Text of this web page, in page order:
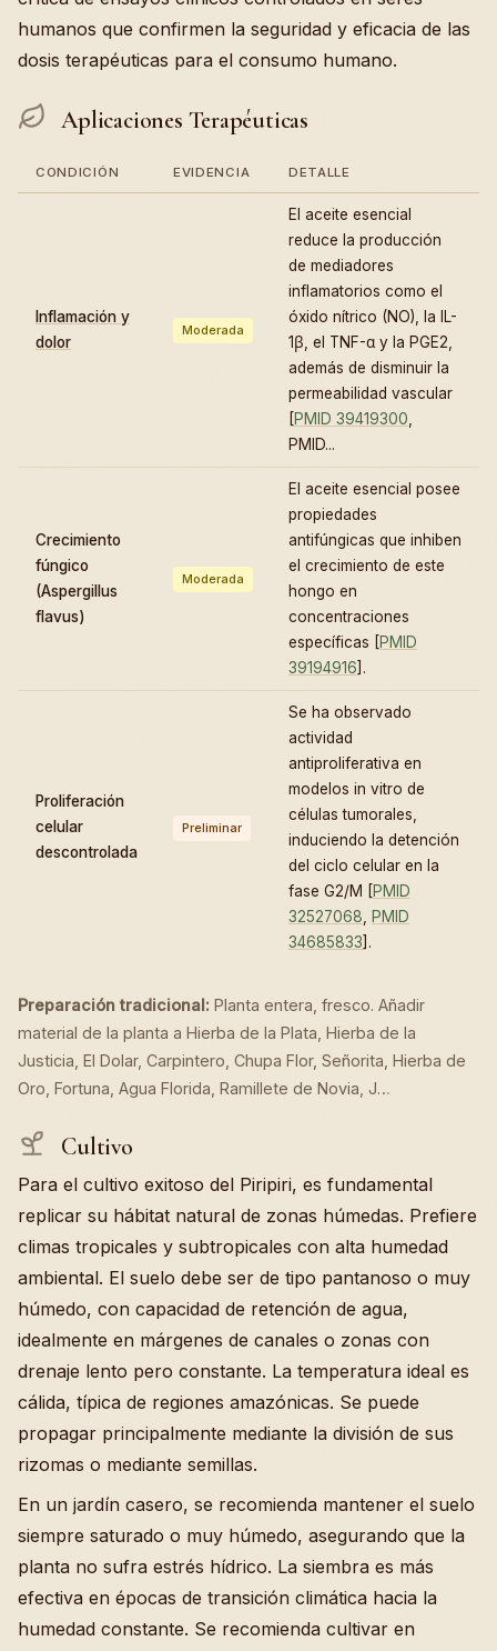
humanos que confirmen la seguridad y eficacia de las
dosis terapéuticas para el consumo humano.
Aplicaciones Terapéuticas
CONDICIÓN EVIDENCIA DETALLE
Inflamación y
dolor
Moderada
El aceite esencial
reduce la producción
de mediadores
inflamatorios como el
óxido nítrico (NO), la IL-
1β, el TNF-α y la PGE2,
además de disminuir la
permeabilidad vascular
[PMID 39419300
PMID...
Crecimiento
fúngico
(Aspergillus
flavus)
Moderada
El aceite esencial posee
propiedades
antifúngicas que inhiben
el crecimiento de este
hongo en
concentraciones
específicas [PMID
39194916].
Proliferación
celular
descontrolada
Preliminar
Se ha observado
actividad
antiproliferativa en
modelos in vitro de
células tumorales,
induciendo la detención
del ciclo celular en la
fase G2/M [PMID
32527068
PMID
34685833].
Preparación tradicional: Planta entera, fresco. Añadir
material de la planta a Hierba de la Plata, Hierba de la
Justicia, El Dolar, Carpintero, Chupa Flor, Señorita, Hierba de
Oro, Fortuna, Agua Florida, Ramillete de Novia, J…
Cultivo
Para el cultivo exitoso del Piripiri, es fundamental
replicar su hábitat natural de zonas húmedas. Prefiere
climas tropicales y subtropicales con alta humedad
ambiental. El suelo debe ser de tipo pantanoso o muy
húmedo, con capacidad de retención de agua,
idealmente en márgenes de canales o zonas con
drenaje lento pero constante. La temperatura ideal es
cálida, típica de regiones amazónicas. Se puede
propagar principalmente mediante la división de sus
rizomas o mediante semillas.
En un jardín casero, se recomienda mantener el suelo
siempre saturado o muy húmedo, asegurando que la
planta no sufra estrés hídrico. La siembra es más
efectiva en épocas de transición climática hacia la
humedad constante. Se recomienda cultivar en